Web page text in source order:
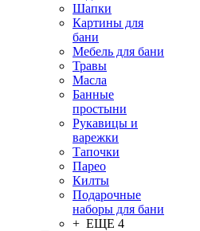
Шапки
Картины для
бани
Мебель для бани
Травы
Масла
Банные
простыни
Рукавицы и
варежки
Тапочки
Парео
Килты
Подарочные
наборы для бани
+ ЕЩЕ 4